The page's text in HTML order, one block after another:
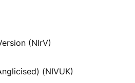
(NIrV)
(NIVUK)